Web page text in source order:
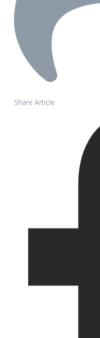
Share Article